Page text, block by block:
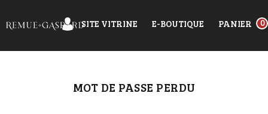
SITE VITRINE E-BOUTIQUE PANIER 0
MOT DE PASSE PERDU